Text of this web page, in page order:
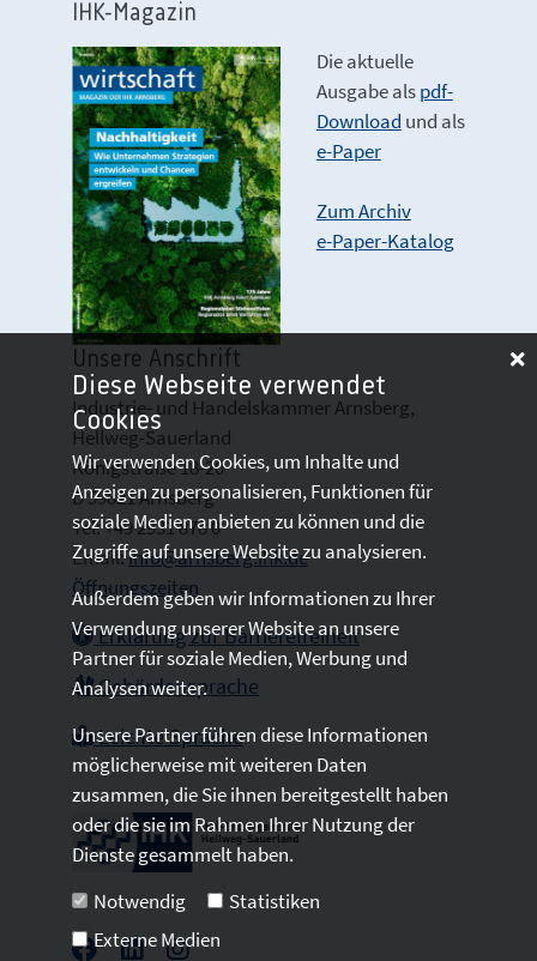
IHK-Magazin
Die aktuelle
Ausgabe alspdf-
Download und als
e-Paper
Zum Archiv
e-Paper-Katalog
Unsere Anschrift
Industrie- und Handelskammer Arnsberg,
Hellweg-Sauerland
Königstraße 18-20
D 59821 Arnsberg
Tel: +49 2931 878 0
Email:info@arnsberg.ihk.de
Öffnungszeiten
Erklärung zur Barrierefreiheit
Gebärdensprache
Leichte Sprache
Diese Webseite verwendet
Cookies
Wir verwenden Cookies, um Inhalte und
Anzeigen zu personalisieren, Funktionen für
soziale Medien anbieten zu können und die
Zugriffe auf unsere Website zu analysieren.
Außerdem geben wir Informationen zu Ihrer
Verwendung unserer Website an unsere
Partner für soziale Medien, Werbung und
Analysen weiter.
Unsere Partner führen diese Informationen
möglicherweise mit weiteren Daten
zusammen, die Sie ihnen bereitgestellt haben
oder die sie im Rahmen Ihrer Nutzung der
Dienste gesammelt haben.
Notwendig
Statistiken
Externe Medien